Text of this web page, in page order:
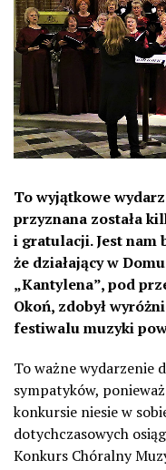
To wyjątkowe
przyznana została
i gratulacji. Jest nam
że działający w
„Kantylena”, pod
Okoń, zdobył
festiwalu muzyki
To ważne wydarzenie
sympatyków,
konkursie niesie w
dotychczasowych
Konkurs Chóralny